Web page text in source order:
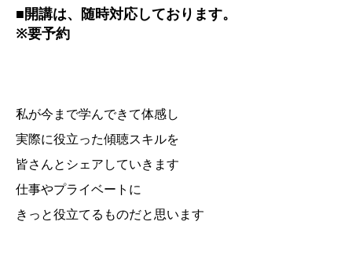
■開講は、随時対応しております。
※要予約
私が今まで学んできて体感し
実際に役立った傾聴スキルを
皆さんとシェアしていきます
仕事やプライベートに
きっと役立てるものだと思います